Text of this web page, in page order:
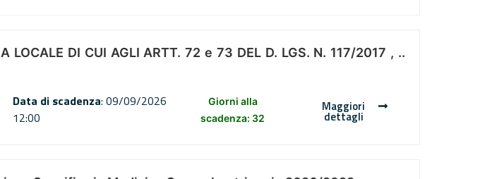
LOCALE DI CUI AGLI ARTT. 72 e 73 DEL D. LGS. N. 117/2017 , ..
Data di scadenza: 09/09/2026
12:00
Giorni alla
scadenza: 32
Maggiori
dettagli